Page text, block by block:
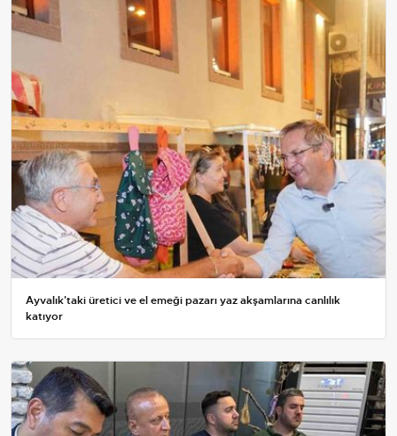
Ayvalık'taki üretici ve el emeği pazarı yaz akşamlarına canlılık
katıyor